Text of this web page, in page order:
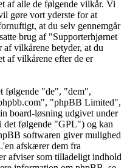
af alle de følgende vilkår. Vi
gøre vort yderste for at
at du selv gennemgår
brug af "Supporterhjørnet
vilkårene betyder, at du
af vilkårene efter de er
følgende "de", "dem",
"phpBB Limited",
board-løsning udgivet under
det følgende "GPL") og kan
softwaren giver mulighed
afskærer dem fra
afviser som tilladeligt indhold